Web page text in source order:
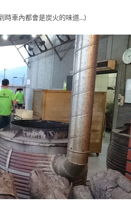
時車內都會是炭火的味道…)